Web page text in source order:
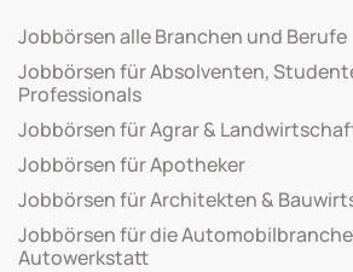
Jobbörsen alle Branchen und Berufe
Jobbörsen für Absolventen,
Professionals
Jobbörsen für Agrar &
Jobbörsen für Apotheker
Jobbörsen für Architekten &
Jobbörsen für die
Autowerkstatt